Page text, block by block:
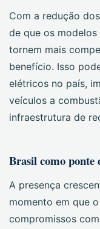
Com a redução
de que os
tornem mais
benefício. Isso
elétricos no país,
veículos a
infraestrutura de
Brasil como ponte
A presença
momento em que
compromissos